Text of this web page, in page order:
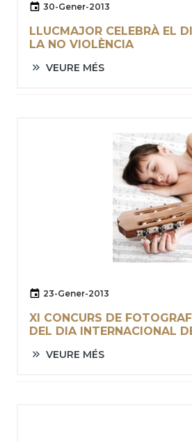
30-Gener-2013
LLUCMAJOR CELEBRÀ EL
LA NO VIOLÈNCIA
VEURE MÉS
23-Gener-2013
XI CONCURS DE
DEL DIA INTERNACIONAL
VEURE MÉS